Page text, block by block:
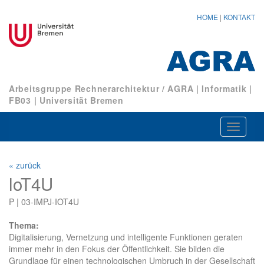
HOME | KONTAKT
Arbeitsgruppe Rechnerarchitektur / AGRA | Informatik |
FB03 | Universität Bremen
ein-/
« zurück
loT4U
P | 03-IMPJ-IOT4U
Thema:
Digitalisierung, Vernetzung und intelligente Funktionen geraten
immer mehr in den Fokus der Öffentlichkeit. Sie bilden die
Grundlage für einen technologischen Umbruch in der Gesellschaft